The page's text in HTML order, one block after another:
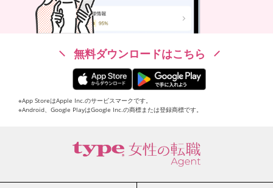
無料ダウンロードはこちら
※App StoreはApple Inc.のサービスマークです。
※Android、Google PlayはGoogle Inc.の商標または登録商標です。